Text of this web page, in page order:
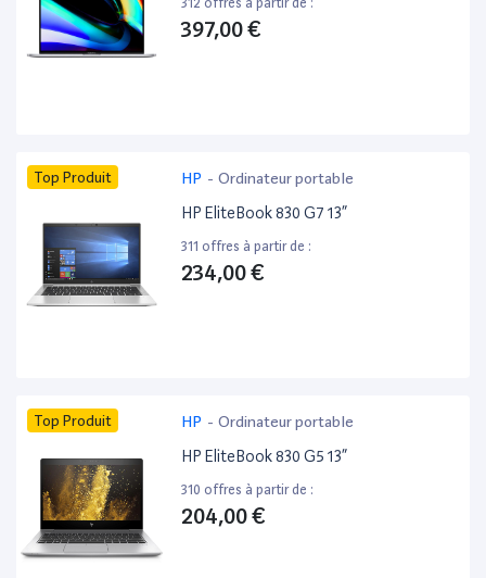
397,00 €
Top Produit HP - Ordinateur portable
HP EliteBook 830 G7 13”
311 offres à partir de :
234,00 €
Top Produit HP - Ordinateur portable
HP EliteBook 830 G5 13”
310 offres à partir de :
204,00 €